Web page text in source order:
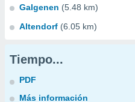
Galgenen (5.48 km)
Altendorf (6.05 km)
Tiempo...
PDF
Más información